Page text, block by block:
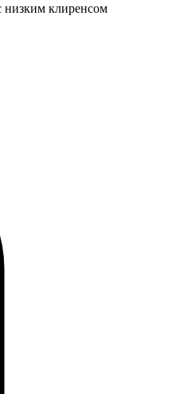
низким клиренсом